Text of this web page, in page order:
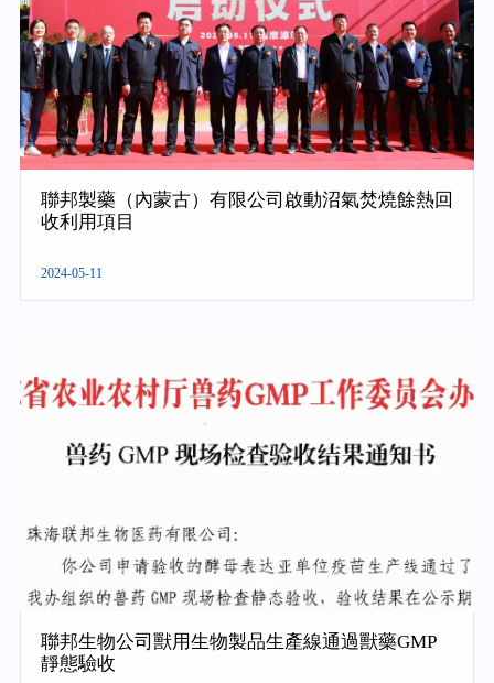
聯邦製藥（內蒙古）有限公司啟動沼氣焚燒餘熱回
收利用項目
2024-05-11
聯邦生物公司獸用生物製品生產線通過獸藥GMP
靜態驗收